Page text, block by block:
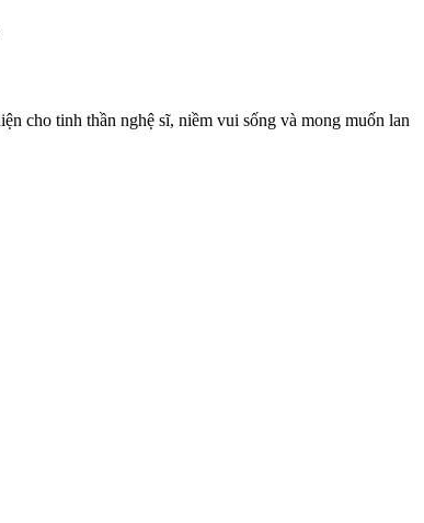
cho tinh thần nghệ sĩ, niềm vui sống và mong muốn lan